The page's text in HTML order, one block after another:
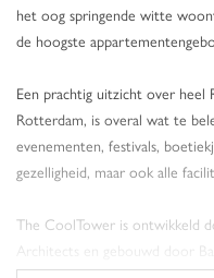
het oog springende witte
de hoogste
Een prachtig uitzicht over heel
Rotterdam, is overal wat te
evenementen, festivals,
gezelligheid, maar ook alle
The CoolTower is ontwikkeld
Architects en gebouwd door